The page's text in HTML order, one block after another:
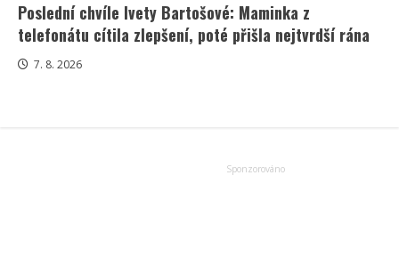
Poslední chvíle Ivety Bartošové: Maminka z
telefonátu cítila zlepšení, poté přišla nejtvrdší rána
7. 8. 2026